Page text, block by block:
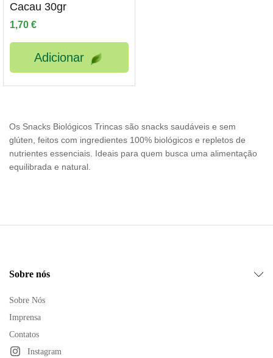
Cacau 30gr
1,70 €
Adicionar
Os Snacks Biológicos Trincas são snacks saudáveis e sem
glúten, feitos com ingredientes 100% biológicos e repletos de
nutrientes essenciais. Ideais para quem busca uma alimentação
equilibrada e natural.
Sobre nós
Sobre Nós
Imprensa
Contatos
Instagram